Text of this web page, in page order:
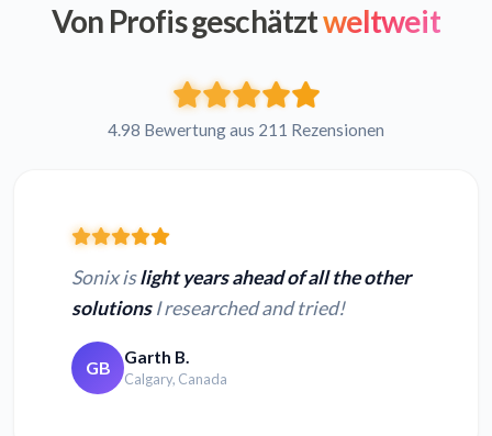
Von Profis geschätztweltweit
4.98 Bewertung aus 211 Rezensionen
Sonix islight years ahead of all the other
solutionsI researched and tried!
GB Garth B.
Calgary, Canada